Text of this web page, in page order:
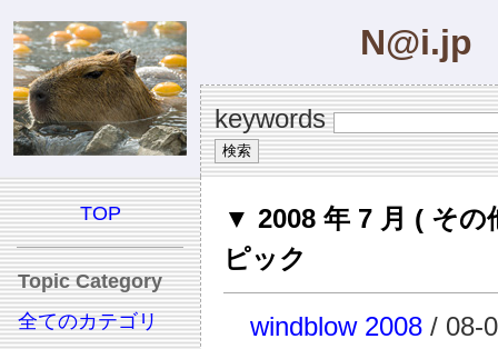
N@i.jp
keywords
TOP
Topic Category
全てのカテゴリ
▼ 2008 年 7 月 ( その
ピック
windblow 2008 / 08-